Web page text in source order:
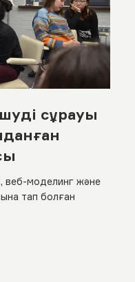
сұрауы
веб-моделинг және
тап болған